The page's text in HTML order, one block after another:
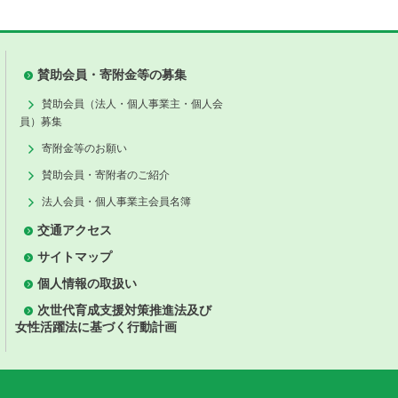
賛助会員・寄附金等の募集
賛助会員（法人・個人事業主・個人会
員）募集
寄附金等のお願い
賛助会員・寄附者のご紹介
法人会員・個人事業主会員名簿
交通アクセス
サイトマップ
個人情報の取扱い
次世代育成支援対策推進法及び
女性活躍法に基づく行動計画